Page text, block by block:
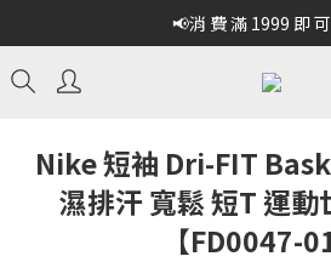
📢消 費 滿 1999 即
Nike 短袖 Dri-FIT
濕排汗 寬鬆 短T 運動
【FD0047-